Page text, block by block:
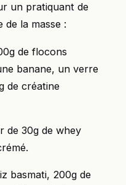
un pratiquant de
la masse :
de flocons
banane, un verre
de créatine
de 30g de whey
basmati, 200g de